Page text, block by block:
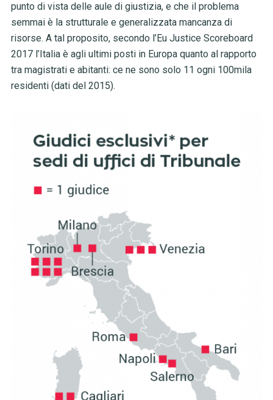
punto di vista delle aule di giustizia, e che il problema
semmai è la strutturale e generalizzata mancanza di
risorse. A tal proposito, secondo l’Eu Justice Scoreboard
2017 l’Italia è agli ultimi posti in Europa quanto al rapporto
tra magistrati e abitanti: ce ne sono solo 11 ogni 100mila
residenti (dati del 2015).